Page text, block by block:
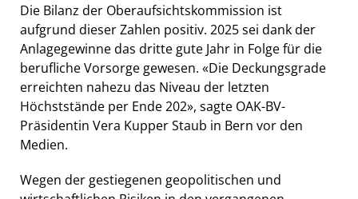
Die Bilanz der Oberaufsichtskommission ist
aufgrund dieser Zahlen positiv. 2025 sei dank der
Anlagegewinne das dritte gute Jahr in Folge für die
berufliche Vorsorge gewesen. «Die Deckungsgrade
erreichten nahezu das Niveau der letzten
Höchststände per Ende 202», sagte OAK-BV-
Präsidentin Vera Kupper Staub in Bern vor den
Medien.
Wegen der gestiegenen geopolitischen und